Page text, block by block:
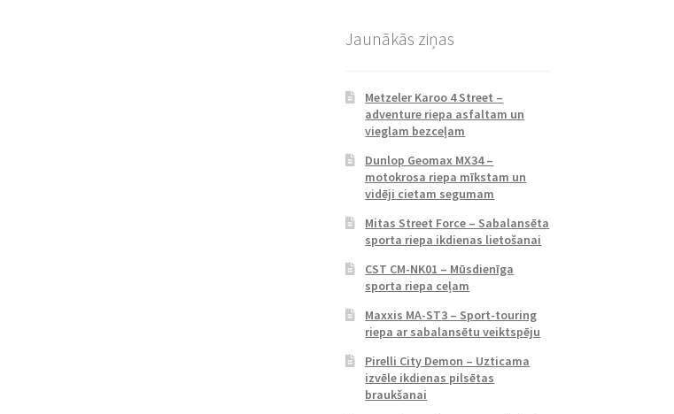
Jaunākās ziņas
Metzeler Karoo 4 Street –
adventure riepa asfaltam un
vieglam bezceļam
Dunlop Geomax MX34 –
motokrosa riepa mīkstam un
vidēji cietam segumam
Mitas Street Force – Sabalansēta
sporta riepa ikdienas lietošanai
CST CM-NK01 – Mūsdienīga
sporta riepa ceļam
Maxxis MA-ST3 – Sport-touring
riepa ar sabalansētu veiktspēju
Pirelli City Demon – Uzticama
izvēle ikdienas pilsētas
braukšanai